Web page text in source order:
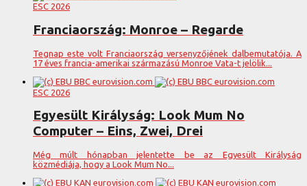
ESC 2026
Franciaország: Monroe – Regarde
Tegnap este volt Franciaország versenyzőjének dalbemutatója. A
17 éves francia-amerikai származású Monroe Vata-t jelölik...
ESC 2026
Egyesült Királyság: Look Mum No
Computer – Eins, Zwei, Drei
Még múlt hónapban jelentette be az Egyesült Királyság
közmédiája, hogy a Look Mum No...